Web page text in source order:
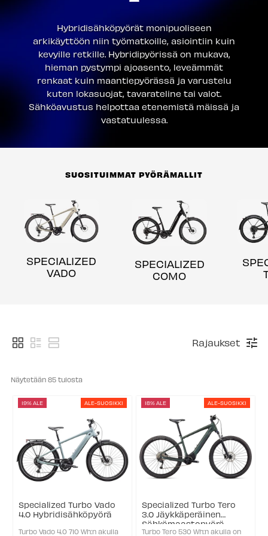
Hybridisähköpyörät monipuoliseen
arkikäyttöön niin työmatkoille, asiointiin kuin
kevyille retkille. Hybridipyörissä on mukava,
hieman pystympi ajoasento, leveämmät
renkaat kuin maantiepyörässä ja varustelu
kuten lokasuojat, tavarateline tai valot.
Sähköavustus helpottaa etenemistä mäissä ja
vastatuulessa.
SUOSITUIMMAT PYÖRÄMALLIT
SPECIALIZED
VADO
SPECIALIZED
COMO
Rajaukset
Näytetään 85 tulosta
ALE-SUOSIKKI
19% ALE
Specialized Turbo Vado
4.0 Hybridisähköpyörä
Turbo Vado 4.0 710 Wh:n akulla
ALE-SUOSIKKI
18% ALE
Specialized Turbo Tero
3.0 Jäykkäperäinen
Sähkömaastopyörä
Turbo Tero 530 Wh:n akulla on